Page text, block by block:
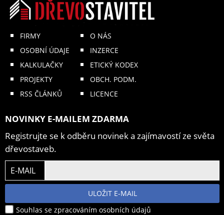
FIRMY
OSOBNÍ ÚDAJE
KALKULAČKY
PROJEKTY
RSS ČLÁNKŮ
O NÁS
INZERCE
ETICKÝ KODEX
OBCH. PODM.
LICENCE
NOVINKY E-MAILEM ZDARMA
Registrujte se k odběru novinek a zajímavostí ze světa
dřevostaveb.
E-MAIL
ULOŽIT E-MAIL
Souhlas se zpracováním osobních údajů